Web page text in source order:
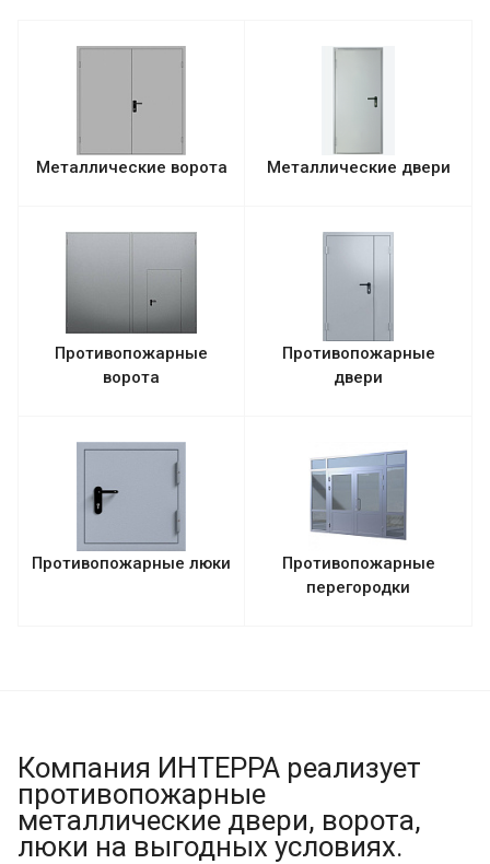
Металлические ворота Металлические двери
Противопожарные
ворота
Противопожарные
двери
Противопожарные люки
Противопожарные
перегородки
Компания ИНТЕРРА реализует
противопожарные
металлические двери, ворота,
люки на выгодных условиях.